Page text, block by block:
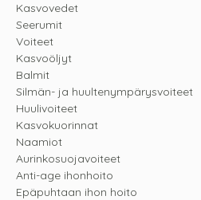
Kasvovedet
Seerumit
Voiteet
Kasvoöljyt
Balmit
Silmän- ja huultenympärysvoiteet
Huulivoiteet
Kasvokuorinnat
Naamiot
Aurinkosuojavoiteet
Anti-age ihonhoito
Epäpuhtaan ihon hoito